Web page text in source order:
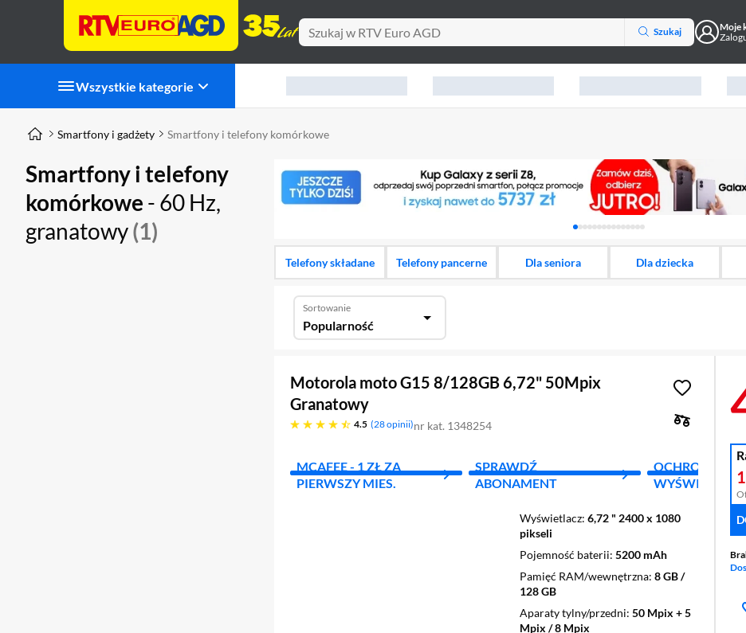
Szukaj
Moje
Wszystkie kategorie
Karuzela z banerami, aktualny
Smartfony i gadżety Smartfony i telefony komórkowe
Smartfony i telefony
komórkowe - 60 Hz,
granatowy(1)
Telefony składane Telefony pancerne Dla seniora Dla dziecka
Sortowanie
Popularność
Motorola moto G15 8/128GB 6,72" 50Mpix
Granatowy
4.5
4.5 gwiazdek 28 opinii nr kat. 1348254
MCAFEE - 1 ZŁ ZA
PIERWSZY MIES.
SPRAWDŹ
ABONAMENT
OCHRONA
Wyświetlacz 6,72 " 2400 x 1080
pikseli
Pojemność baterii 5200 mAh
Pamięć RAM/wewnętrzna 8 GB /
128 GB
Aparaty tylny/przedni 50 Mpix + 5
Mpix / 8 Mpix